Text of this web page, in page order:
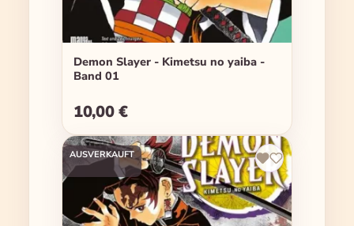
Demon Slayer - Kimetsu no yaiba -
Band 01
Regulärer Preis:
10,00 €
AUSVERKAUFT